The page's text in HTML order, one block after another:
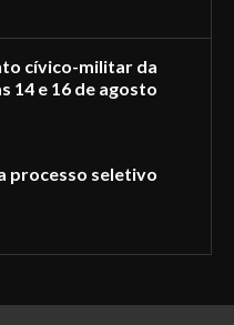
cívico-militar da
14 e 16 de agosto
processo seletivo